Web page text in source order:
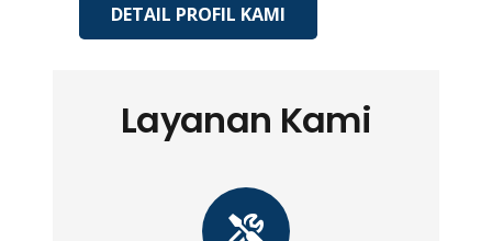
DETAIL PROFIL KAMI
Layanan Kami